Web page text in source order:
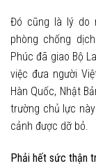
Đó cũng là lý do
phòng chống
Phúc đã giao Bộ
việc đưa người
Hàn Quốc, Nhật
trường chủ lực
cảnh được dỡ bỏ.
Phải hết sức thận